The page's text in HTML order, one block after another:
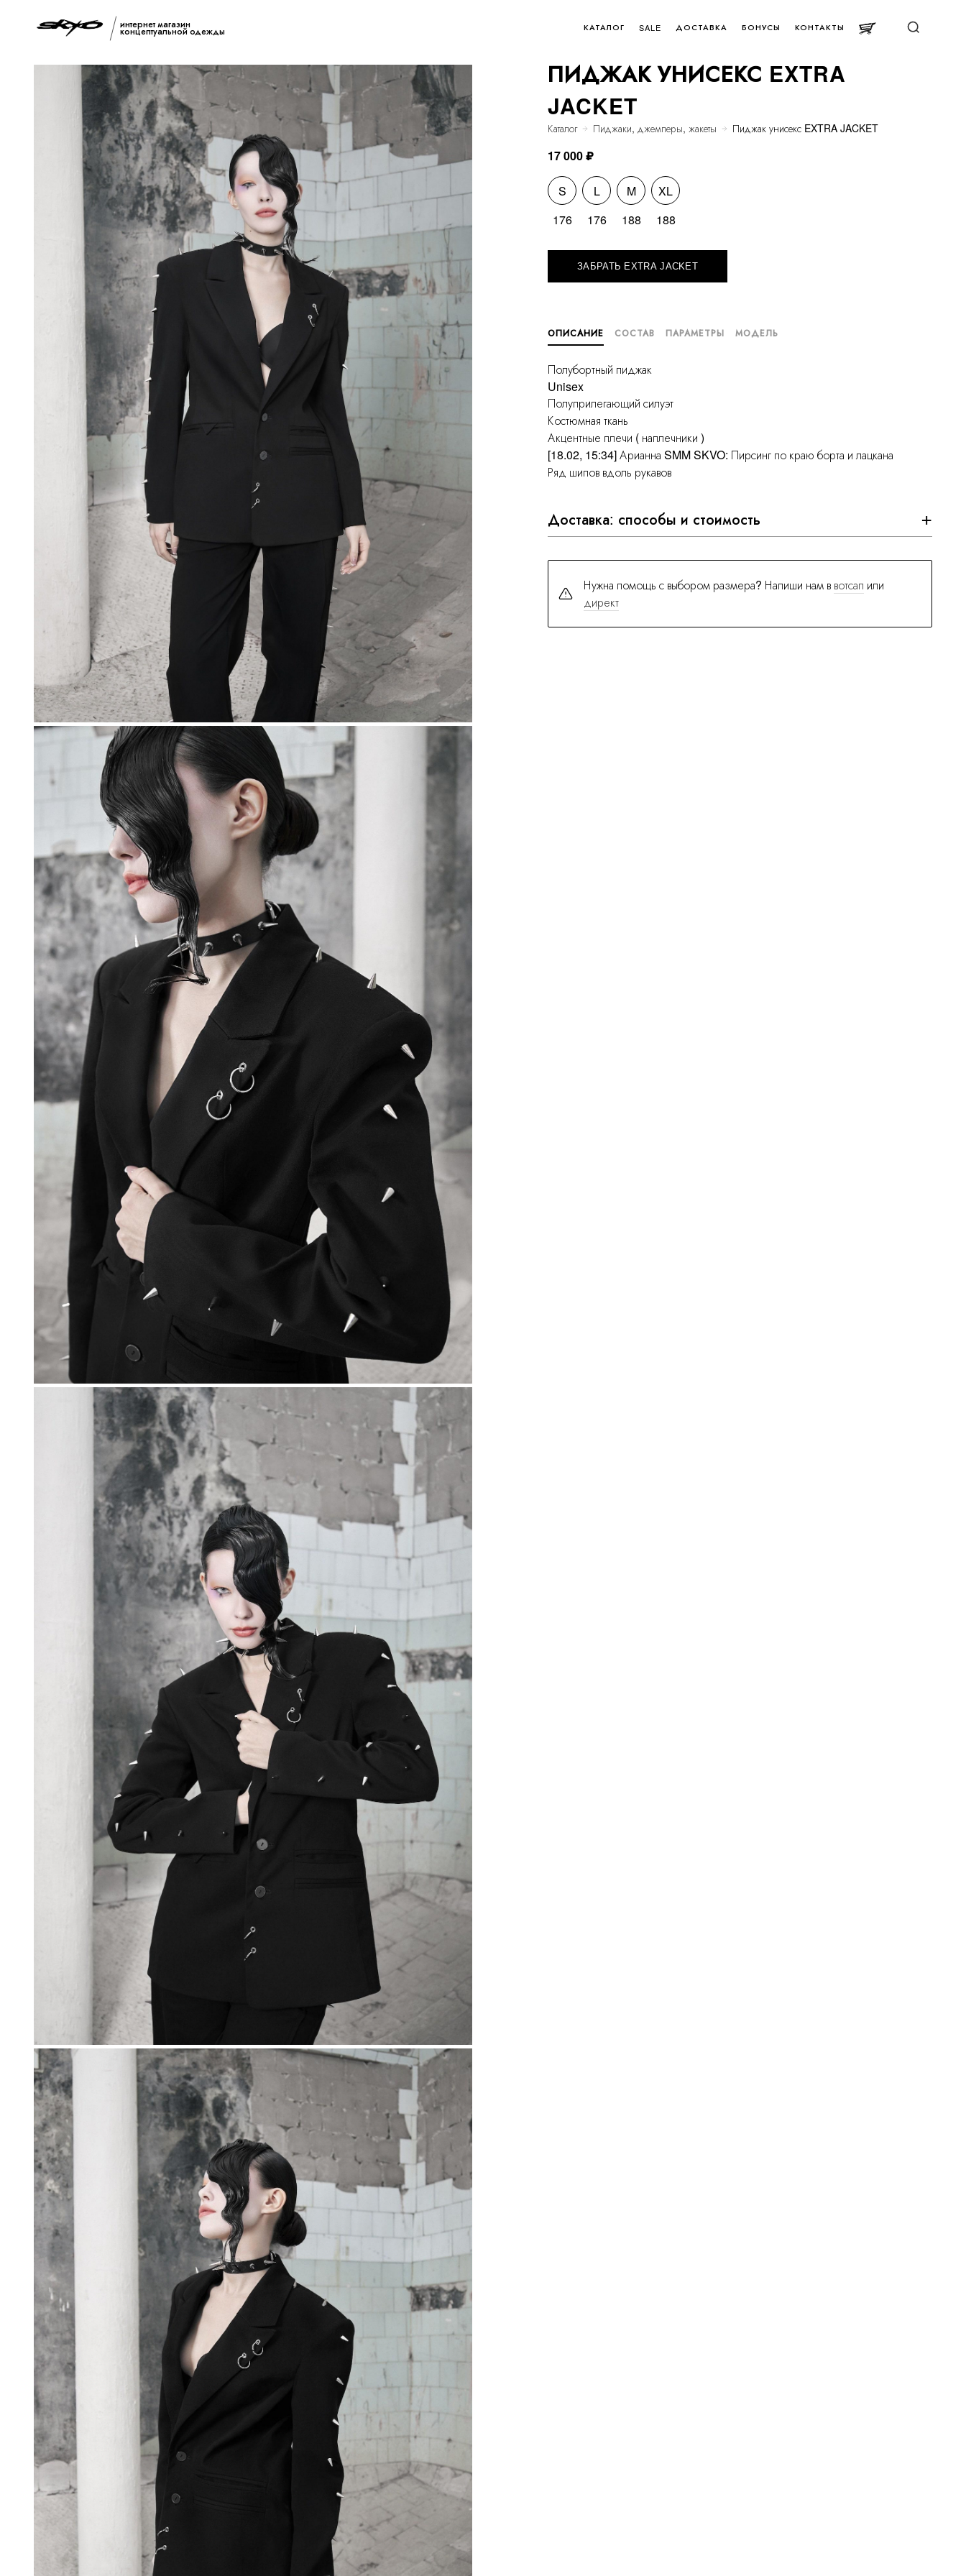
интернет магазин
концептуальной одежды КАТАЛОГ SALE ДОСТАВКА БОНУСЫ КОНТАКТЫ
ПИДЖАК УНИСЕКС EXTRA
JACKET
Каталог Пиджаки, джемперы, жакеты Пиджак унисекс EXTRA JACKET
17 000 ₽
S
176
L
176
M
188
XL
188
ЗАБРАТЬ EXTRA JACKET
ОПИСАНИЕ СОСТАВ ПАРАМЕТРЫ МОДЕЛЬ
Полубортный пиджак
Unisex
Полуприлегающий силуэт
Костюмная ткань
Акцентные плечи ( наплечники )
[18.02, 15:34] Арианна SMM SKVO: Пирсинг по краю борта и лацкана
Ряд шипов вдоль рукавов
Доставка: способы и стоимость
Нужна помощь с выбором размера? Напиши нам в вотсап или
директ